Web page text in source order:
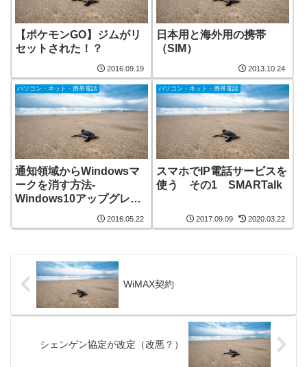
【ポケモンGO】ジムがリ
セットされた！？
2016.09.19
日本用と海外用の携帯
（SIM）
2013.10.24
パソコン・ネット・携帯電話
通知領域からWindowsマ
ークを消す方法-
Windows10アップグレー
2016.05.22
パソコン・ネット・携帯電話
スマホでIP電話サービスを
使う その1 SMARTalk
2017.09.09 2020.03.22
WiMAX契約
シェンゲン協定が改定（改悪？）